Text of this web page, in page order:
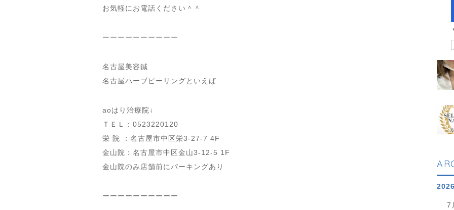
お気軽にお電話ください＾＾
ーーーーーーーーーー
名古屋美容鍼
名古屋ハーブピーリングといえば
aoはり治療院↓
ＴＥＬ：0523220120
栄 院 ：名古屋市中区栄3-27-7 4F
金山院：名古屋市中区金山3-12-5 1F
金山院のみ店舗前にパーキングあり
ーーーーーーーーーー
2026
7